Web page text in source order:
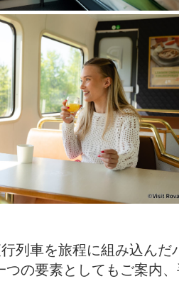
列車を旅程に組み込ん
つの要素としてもご案内